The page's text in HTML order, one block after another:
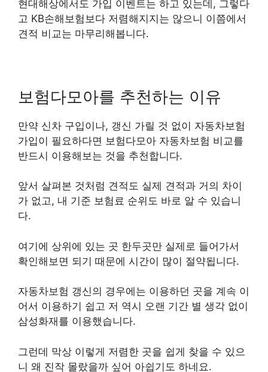
현대해상에서도 가입 이벤트는 하고 있는데, 그렇다
고 KB손해보험보다 저렴해지지는 않으니 이쯤에서
견적 비교는 마무리해봅니다.
보험다모아를 추천하는 이유
만약 신차 구입이나, 갱신 가릴 것 없이 자동차보험
가입이 필요하다면 보험다모아 자동차보험 비교를
반드시 이용해보는 것을 추천합니다.
앞서 살펴본 것처럼 견적도 실제 견적과 거의 차이
가 없고, 내 기준 보험료 순위도 바로 알 수 있습니
다.
여기에 상위에 있는 곳 한두곳만 실제로 들어가서
확인해보면 되기 때문에 시간이 많이 절약됩니다.
자동차보험 갱신의 경우에는 이용하던 곳을 계속 이
어서 이용하기 쉽고 저 역시 오랜 기간 별 생각 없이
삼성화재를 이용했습니다.
그런데 막상 이렇게 저렴한 곳을 쉽게 찾을 수 있으
니 왜 진작 몰랐을까 싶어 아쉽기도 하네요.